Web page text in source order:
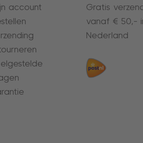
account
Gratis
vanaf € 50,-
Nederland